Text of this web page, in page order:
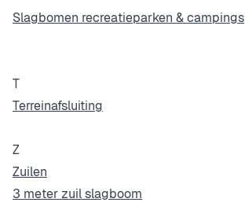
Slagbomen recreatieparken & campings
T
Terreinafsluiting
Z
Zuilen
3 meter zuil slagboom